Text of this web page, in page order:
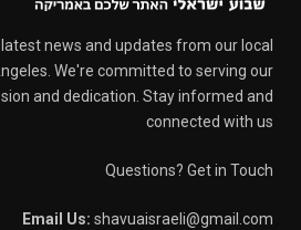
latest news and updates from our local
We're committed to serving our
and dedication. Stay informed and
connected with us
Questions? Get in Touch
Email Us: shavuaisraeli@gmail.com